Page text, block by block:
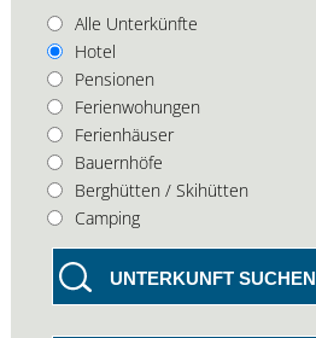
Alle Unterkünfte
Hotel
Pensionen
Ferienwohungen
Ferienhäuser
Bauernhöfe
Berghütten / Skihütten
Camping
UNTERKUNFT SUCHEN